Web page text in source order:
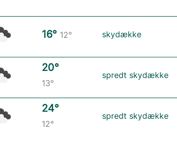
16° 12° skydække
20°
13°
spredt skydække
24°
12°
spredt skydække